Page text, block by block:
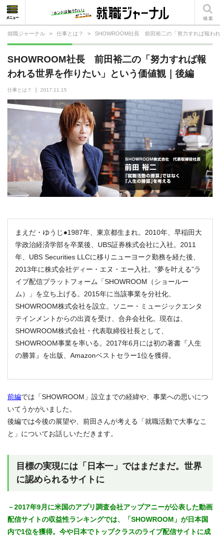
就職ジャーナル > 仕事とは？ > SHOWROOM社長 前田裕二の「努力すれば報わ
SHOWROOM社長 前田裕二の「努力すれば報
われる世界を作りたい」という価値観｜後編
仕事とは？ 2017.11.15
まえだ・ゆうじ●1987年、東京都生まれ。2010年、早稲田大
学政治経済学部を卒業後、UBS証券株式会社に入社。2011
年、UBS Securities LLCに移りニューヨーク勤務を経た後、
2013年に株式会社ディー・エヌ・エー入社。“夢を叶える”ラ
イブ配信プラットフォーム「SHOWROOM（ショールー
ム）」を立ち上げる。2015年に当該事業を分社化、
SHOWROOM株式会社を設立。ソニー・ミュージックエンタ
テインメントからの出資を受け、合弁会社化。現在は、
SHOWROOM株式会社・代表取締役社長として、
SHOWROOM事業を率いる。2017年6月には初の著書『人生
の勝算』を出版、Amazonベストセラー1位を獲得。
前編では「SHOWROOM」設立までの経緯や、事業への思いにつ
いてうかがいました。
後編では今後の展望や、前田さんが考える「就職活動で大事なこ
と」についてお話しいただきます。
目標の実現には「日本一」ではまだまだ。世界
に認められるサイトに
－2017年9月に米国のアプリ調査会社アップアニーが公表した動画
配信サイトの収益性ランキングでは、「SHOWROOM」が日本国
内で1位を獲得。今や日本でトップクラスのライブ配信サイトに成
就活相談
仕事の選び方・ヒント
仕事とは？